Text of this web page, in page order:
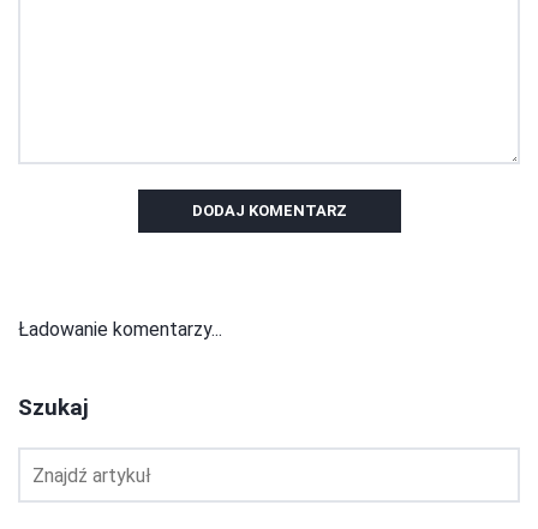
DODAJ KOMENTARZ
Ładowanie komentarzy...
Szukaj